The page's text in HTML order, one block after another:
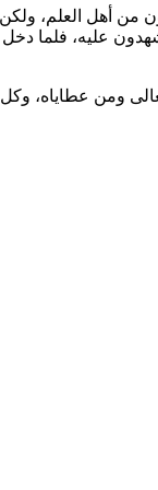
من أهل العلم،
عليه، فلما
ومن عطاياه،